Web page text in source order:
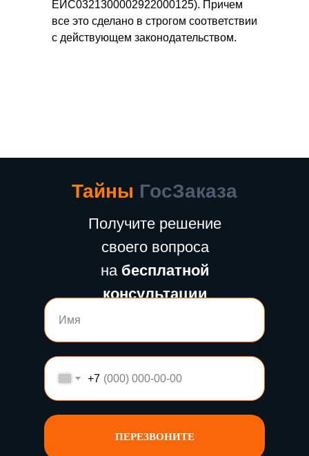
ЕИС0321300002922000125). Причем
все это сделано в строгом соответствии
с действующем законодательством.
Тайны ГосЗаказа
Получите решение
своего вопроса
набесплатной
консультации
+7
ПЕРЕЗВОНИТЕ